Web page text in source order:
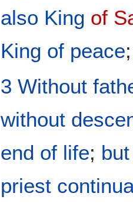
also King of
King of peace;
3 Without
without
end of life; but
priest